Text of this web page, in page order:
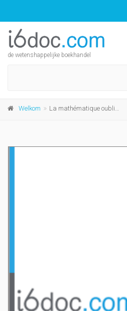
de wetenshappelijke boekhandel
Welkom La mathématique oubliée